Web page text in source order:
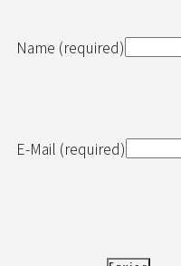
Name (required)
E-Mail (required)